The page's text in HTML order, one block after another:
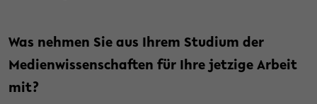
Was nehmen Sie aus Ihrem Studium der
Medienwissenschaften für Ihre jetzige Arbeit
mit?